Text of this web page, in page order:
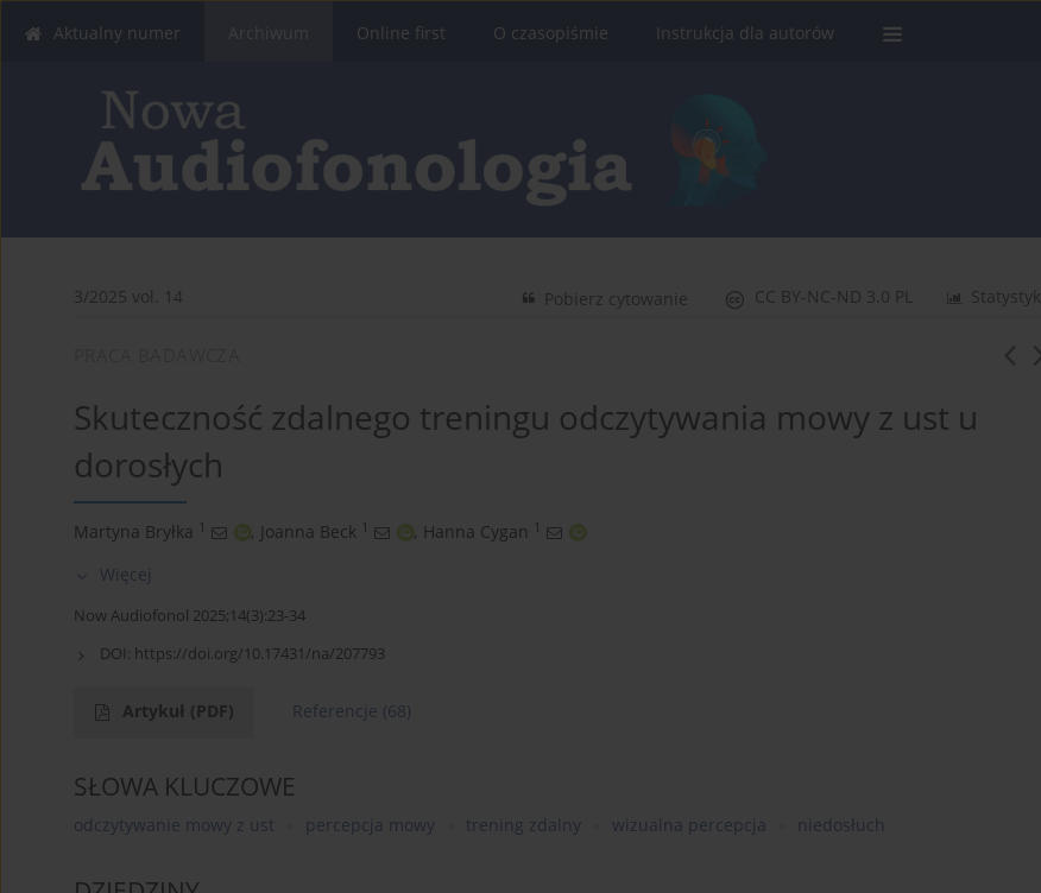
Aktualny numer Archiwum Online first O czasopiśmie Instrukcja dla autorów
3/2025 vol. 14 Statystyki
CC BY-NC-ND 3.0 PL
Pobierz cytowanie
Skuteczność zdalnego treningu odczytywania mowy z ust u
dorosłych
Martyna Bryłka 1 , Joanna Beck 1 , Hanna Cygan 1
Więcej
Now Audiofonol 2025;14(3):23-34
DOI: https://doi.org/10.17431/na/207793
Artykuł (PDF) Referencje (68)
SŁOWA KLUCZOWE
odczytywanie mowy z ust percepcja mowy trening zdalny wizualna percepcja niedosłuch